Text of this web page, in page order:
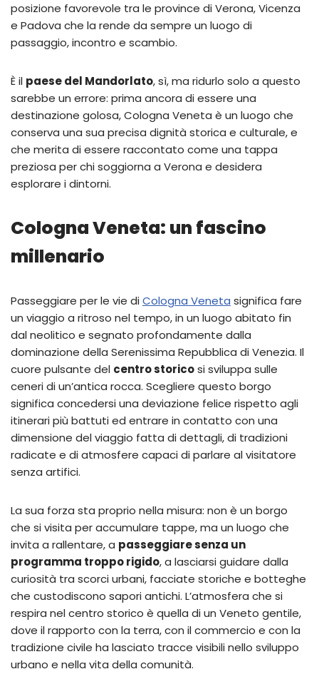
posizione favorevole tra le province di Verona, Vicenza
e Padova che la rende da sempre un luogo di
passaggio, incontro e scambio.
È il paese del Mandorlato, sì, ma ridurlo solo a questo
sarebbe un errore: prima ancora di essere una
destinazione golosa, Cologna Veneta è un luogo che
conserva una sua precisa dignità storica e culturale, e
che merita di essere raccontato come una tappa
preziosa per chi soggiorna a Verona e desidera
esplorare i dintorni.
Cologna Veneta: un fascino
millenario
Passeggiare per le vie diCologna Veneta significa fare
un viaggio a ritroso nel tempo, in un luogo abitato fin
dal neolitico e segnato profondamente dalla
dominazione della Serenissima Repubblica di Venezia. Il
cuore pulsante del centro storicosi sviluppa sulle
ceneri di un’antica rocca. Scegliere questo borgo
significa concedersi una deviazione felice rispetto agli
itinerari più battuti ed entrare in contatto con una
dimensione del viaggio fatta di dettagli, di tradizioni
radicate e di atmosfere capaci di parlare al visitatore
senza artifici.
La sua forza sta proprio nella misura: non è un borgo
che si visita per accumulare tappe, ma un luogo che
invita a rallentare, a passeggiare senza un
programma troppo rigido, a lasciarsi guidare dalla
curiosità tra scorci urbani, facciate storiche e botteghe
che custodiscono sapori antichi. L’atmosfera che si
respira nel centro storico è quella di un Veneto gentile,
dove il rapporto con la terra, con il commercio e con la
tradizione civile ha lasciato tracce visibili nello sviluppo
urbano e nella vita della comunità.